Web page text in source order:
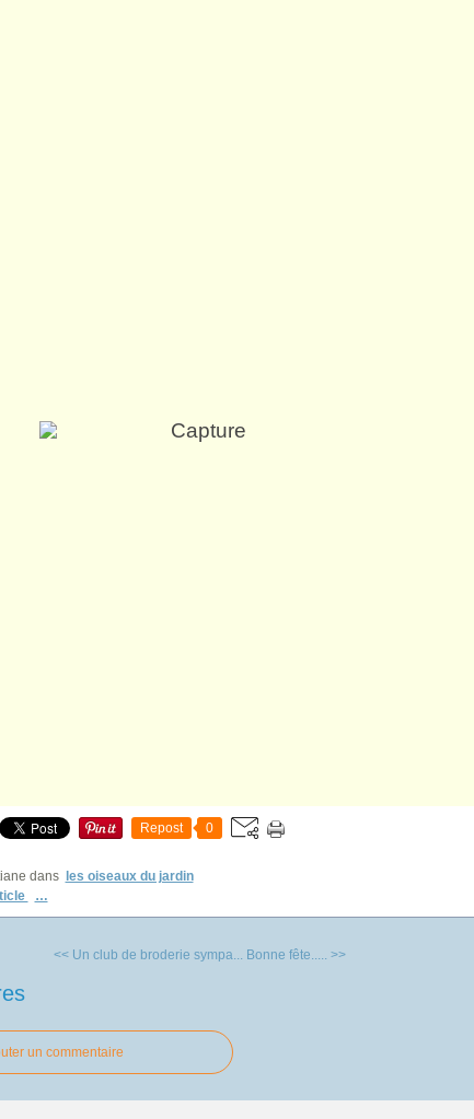
Repost 0
dans
les oiseaux du jardin
…
<< Un club de broderie sympa... Bonne fête..... >>
un commentaire